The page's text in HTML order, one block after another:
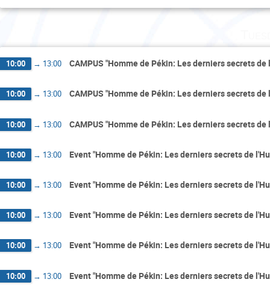
10:00 → 13:00 CAMPUS "Homme de Pékin: Les derniers secrets
10:00 → 13:00 CAMPUS "Homme de Pékin: Les derniers secrets
10:00 → 13:00 CAMPUS "Homme de Pékin: Les derniers secrets
10:00 → 13:00 Event "Homme de Pékin: Les derniers secrets de
10:00 → 13:00 Event "Homme de Pékin: Les derniers secrets de
10:00 → 13:00 Event "Homme de Pékin: Les derniers secrets de
10:00 → 13:00 Event "Homme de Pékin: Les derniers secrets de
10:00 → 13:00 Event "Homme de Pékin: Les derniers secrets de